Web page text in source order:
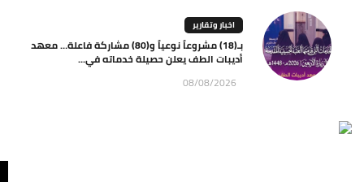
اخبار وتقارير
بـ(18) مشروعاً نوعياً و(80) مشاركة فاعلة… معهد
أديبات الطف يعلن حصيلة خدماته في...
08/08/2026